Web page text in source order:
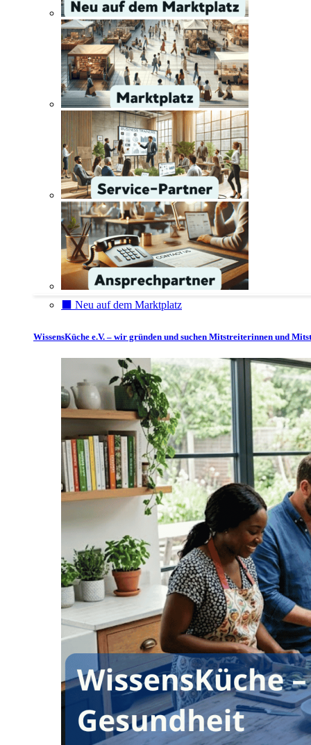
⬛️ Neu auf dem Marktplatz
WissensKüche e.V. – wir gründen und suchen Mitstreiterinnen und